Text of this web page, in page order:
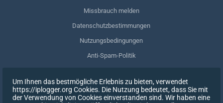
Missbrauch melden
Datenschutzbestimmungen
Nutzungsbedingungen
Anti-Spam-Politik
Meine Daten löschen
Zustimmung zurückziehen
Um Ihnen das bestmögliche Erlebnis zu bieten, verwendet
https://iplogger.org Cookies. Die Nutzung bedeutet, dass Sie mit
der Verwendung von Cookies einverstanden sind. Wir haben eine